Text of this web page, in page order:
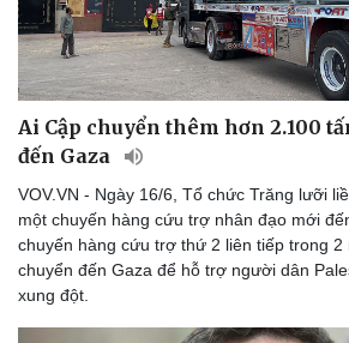
Thể thao
Bóng đá
Lịch thi đấu bóng đá
Thế giới thể thao
eSports
Hậu trường
Ô tô -
Ô tô
Xe máy
Tư vấn
Ai Cập chuyển thêm hơn 2.100
đến Gaza
VOV.VN - Ngày 16/6, Tổ chức Trăng lưỡi
một chuyến hàng cứu trợ nhân đạo mới
chuyến hàng cứu trợ thứ 2 liên tiếp trong 2
chuyển đến Gaza để hỗ trợ người dân
xung đột.